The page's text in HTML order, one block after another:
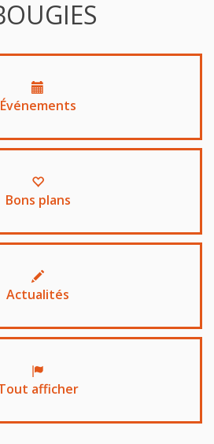
Événements
Bons plans
Actualités
afficher